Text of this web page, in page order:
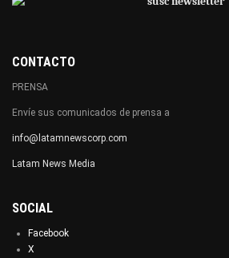
CONTACTO
PRENSA
Envíe sus comunicados de prensa a
info@latamnewscorp.com
Latam News Media
SOCIAL
Facebook
X